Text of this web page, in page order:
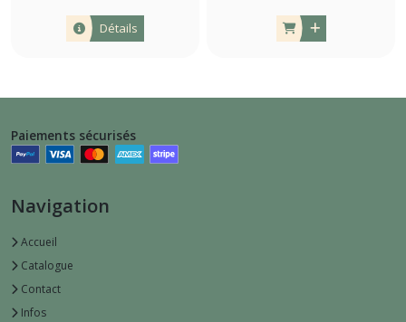
Détails
Paiements sécurisés
Navigation
Accueil
Catalogue
Contact
Infos